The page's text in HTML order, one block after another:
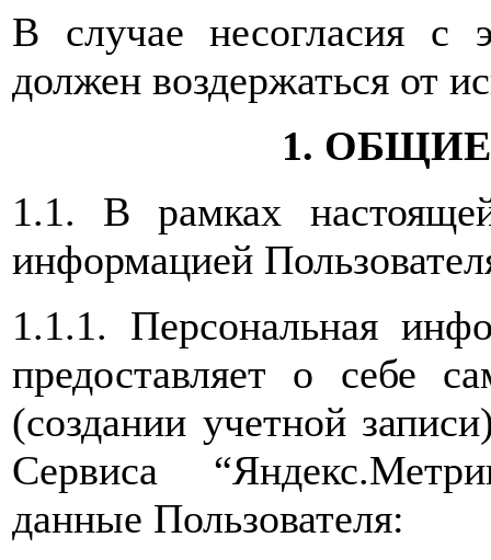
В случае несогласия с
должен воздержаться от
1.
1.1. В рамках
информацией
1.1.1. Персональная
предоставляет о себе
(создании учетной
Сервиса
данные Пользователя: